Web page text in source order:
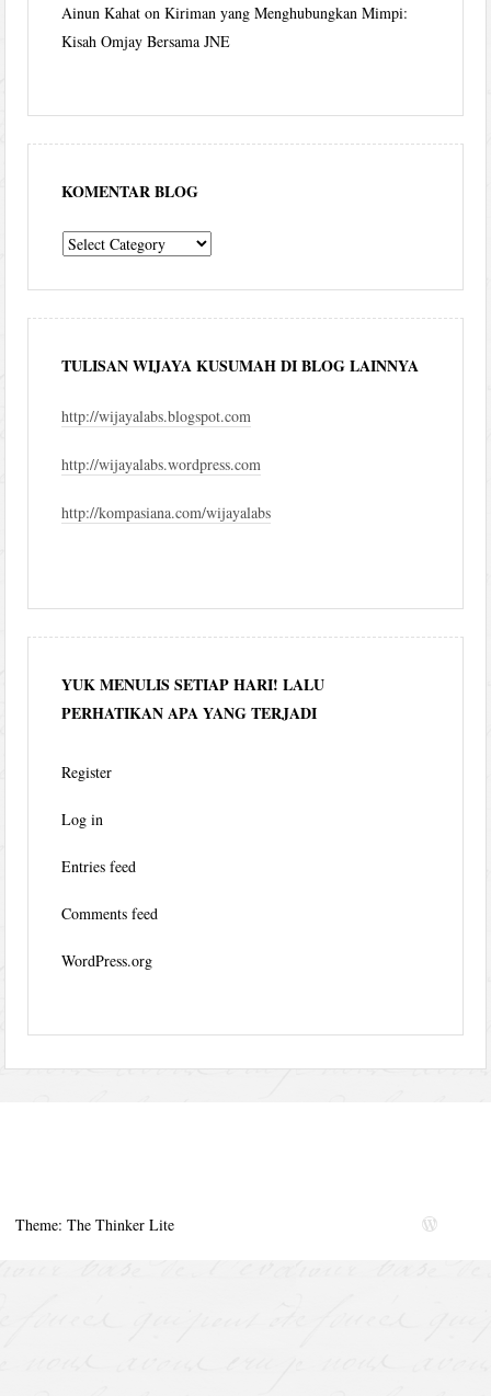
Ainun Kahat onKiriman yang Menghubungkan Mimpi:
Kisah Omjay Bersama JNE
KOMENTAR BLOG
komentar
TULISAN WIJAYA KUSUMAH DI BLOG LAINNYA
http://wijayalabs.blogspot.com
http://wijayalabs.wordpress.com
http://kompasiana.com/wijayalabs
YUK MENULIS SETIAP HARI! LALU
PERHATIKAN APA YANG TERJADI
Register
Log in
Entries feed
Comments feed
WordPress.org
Theme: The Thinker Lite